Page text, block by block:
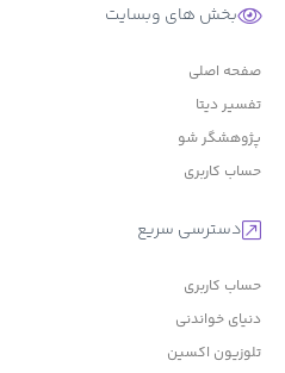
بخش های وبسایت
صفحه اصلی
تفسیر دیتا
پژوهشگر شو
حساب کاربری
دسترسی سریع
حساب کاربری
دنیای خواندنی
تلوزیون اکسین